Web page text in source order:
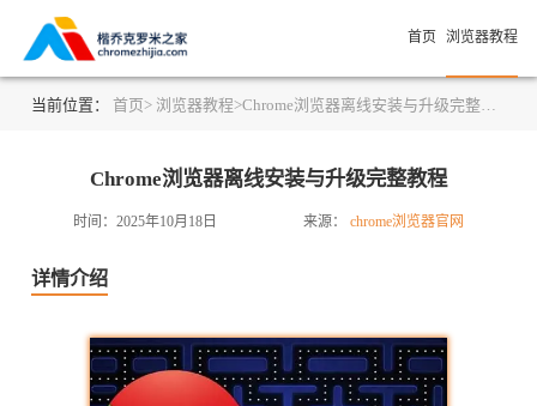
首页 浏览器教程
当前位置： 首页> 浏览器教程>Chrome浏览器离线安装与升级完整教程
Chrome浏览器离线安装与升级完整教程
时间：2025年10月18日 来源： chrome浏览器官网
详情介绍